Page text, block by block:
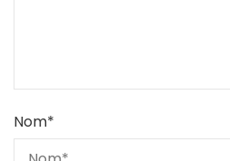
Nom*